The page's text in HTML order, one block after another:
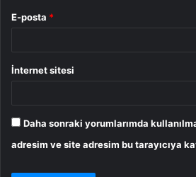
E-posta *
İnternet sitesi
Daha sonraki yorumlarımda
adresim ve site adresim bu tarayıcıya